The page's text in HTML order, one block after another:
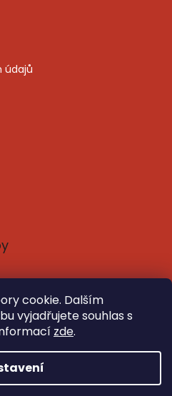
cookie. Dalším
vyjadřujete souhlas s
zde.
údajů